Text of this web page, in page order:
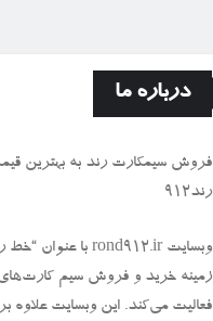
درباره ما
فروش سیمكارت رند به بهترین
رند912
فعالیت می‌کند. این وبسایت علاوه